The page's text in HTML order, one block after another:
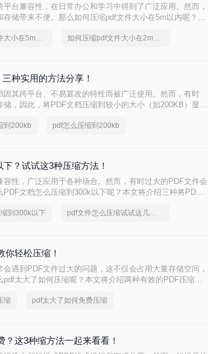
台兼容性，在日常办公和学习中得到了广泛应用。然而，
储带来不便。那么如何压缩pdf文件大小在5m以内呢？本
如何压缩pdf文件大小在5m以内 如何压缩pdf文件大小在2m以内
种实用的方法分享！
其跨平台、不易篡改的特性而被广泛使用。然而，有时
储，因此，将PDF文档压缩到较小的大小（如200KB）显得
到200kb pdf怎么压缩到200kb
？试试这3种压缩方法！
容性，广泛应用于各种场合。然而，有时过大的PDF文件会
文档怎么压缩到300k以下呢？本文将介绍三种将PDF
到300k以下 pdf文件怎么压缩试试这几个方法
你轻松压缩！
遇到PDF文件过大的问题，这不仅会占用大量存储空间，
太大了如何压缩呢？本文将介绍两种有效的PDF压缩方
缩 pdf太大了如何免费压缩
这3种缩方法一起来看看！